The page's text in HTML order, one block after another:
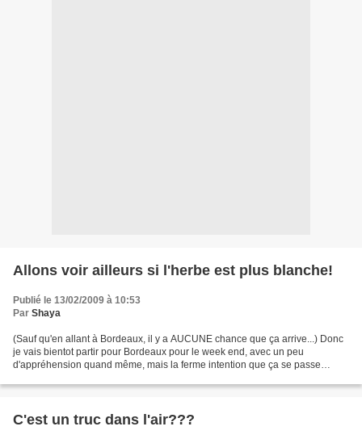
Allons voir ailleurs si l'herbe est plus blanche!
Publié le 13/02/2009 à 10:53
Par Shaya
(Sauf qu'en allant à Bordeaux, il y a AUCUNE chance que ça arrive...) Donc
je vais bientot partir pour Bordeaux pour le week end, avec un peu
d'appréhension quand même, mais la ferme intention que ça se passe
C'est un truc dans l'air???